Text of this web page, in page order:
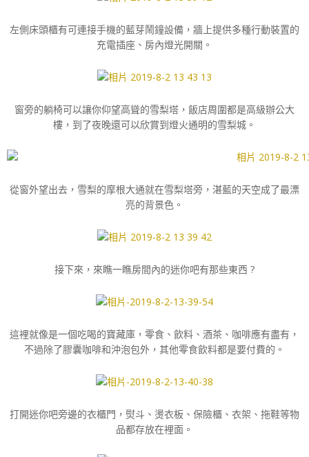
左側床頭櫃有可連接手機的藍芽鬧鐘設備，牆上提供多種行動裝置的
充電插座、房內燈光開關。
窗旁的躺椅可以讓你仰望高聳的雪梨塔，飯店周圍都是高級辦公大
樓，到了夜晚還可以欣賞到燈火通明的雪梨城。
從窗外望出去，雪梨的摩根大通就在雪梨塔旁，湛藍的天空成了最漂
亮的背景色。
接下來，來瞧一瞧房間內的迷你吧有那些東西 ?
這裡就像是一個吃喝的寶藏庫，零食、飲料、酒茶、咖啡應有盡有，
不過除了膠囊咖啡和沖泡包外，其他零食飲料都是要付費的。
打開迷你吧旁邊的衣櫃門，熨斗、燙衣板、保險櫃、衣架、拖鞋等物
品都存放在裡面。